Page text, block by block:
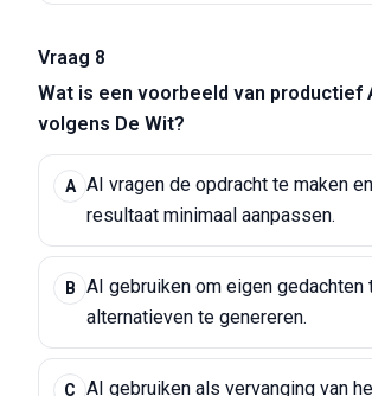
Vraag 8
Wat is een voorbeeld van productief
volgens De Wit?
A AI vragen de opdracht te maken
resultaat minimaal aanpassen.
B
AI gebruiken om eigen
alternatieven te genereren.
C AI gebruiken als vervanging van